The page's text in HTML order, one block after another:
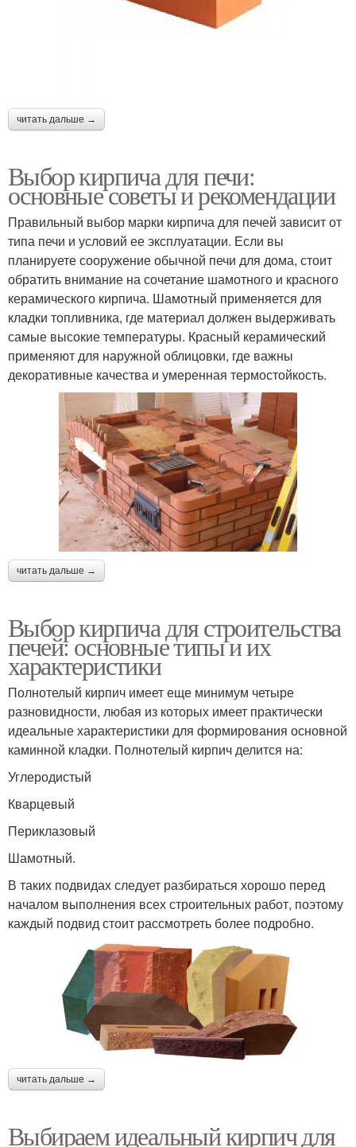
читать дальше →
Выбор кирпича для печи:
основные советы и рекомендации
Правильный выбор марки кирпича для печей зависит от
типа печи и условий ее эксплуатации. Если вы
планируете сооружение обычной печи для дома, стоит
обратить внимание на сочетание шамотного и красного
керамического кирпича. Шамотный применяется для
кладки топливника, где материал должен выдерживать
самые высокие температуры. Красный керамический
применяют для наружной облицовки, где важны
декоративные качества и умеренная термостойкость.
читать дальше →
Выбор кирпича для строительства
печей: основные типы и их
характеристики
Полнотелый кирпич имеет еще минимум четыре
разновидности, любая из которых имеет практически
идеальные характеристики для формирования основной
каминной кладки. Полнотелый кирпич делится на:
Углеродистый
Кварцевый
Периклазовый
Шамотный.
В таких подвидах следует разбираться хорошо перед
началом выполнения всех строительных работ, поэтому
каждый подвид стоит рассмотреть более подробно.
читать дальше →
Выбираем идеальный кирпич для